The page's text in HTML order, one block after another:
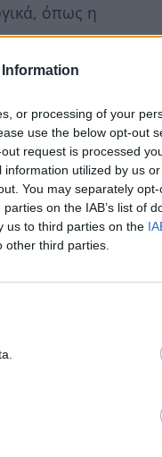
or processing of your
use the below opt-out
request is processed
utilized by us
You may separately
on the IAB’s list of
us to third parties on the
third parties.
όπως η
αφού
100.
από ελιές
αυτό οφείλει
περιοχής
την πρώτη
το
Χανίων (7η
της
με ένα
Μία